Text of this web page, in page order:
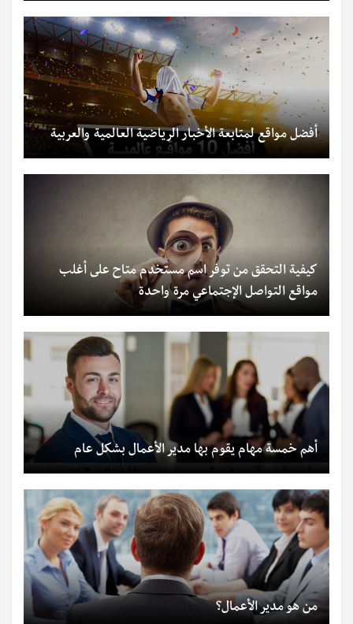
أفضل مواقع لمتابعة الأخبار الرياضية العالمية والعربية
كيفية التحقق من توفر اسم مستخدم متاح على أغلب
مواقع التواصل الإجتماعي مرة واحدة
أهم خمسة مهام يقوم بها مدير الأعمال بشكل عام
من هو مدير الأعمال؟